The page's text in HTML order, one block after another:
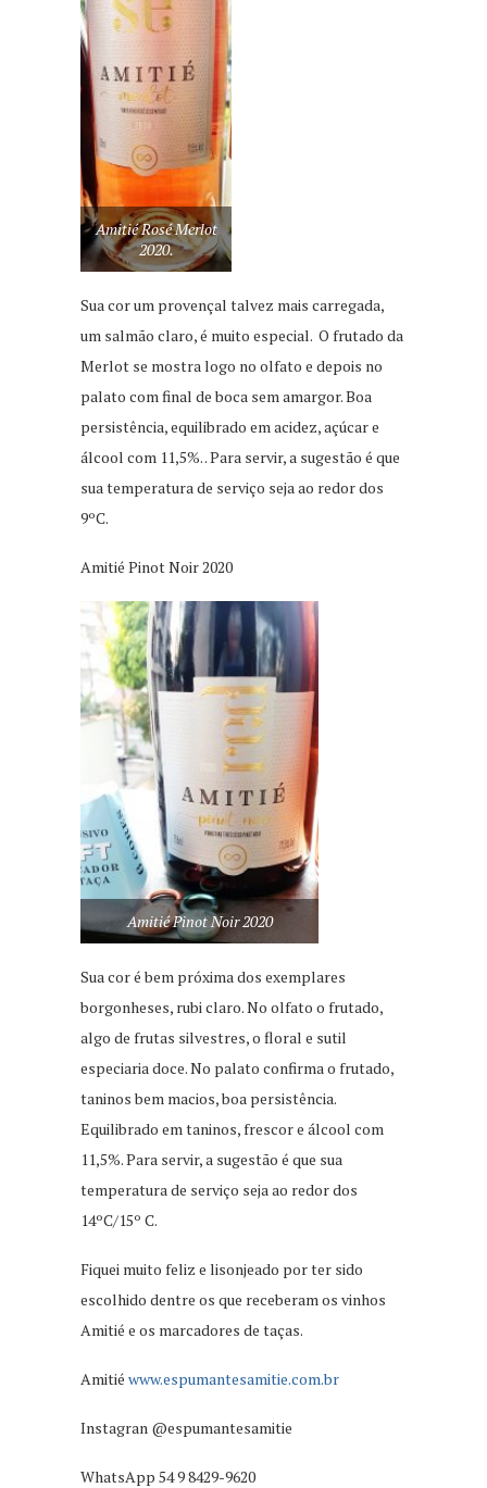
Amitié Rosé Merlot
2020.
Sua cor um provençal talvez mais carregada,
um salmão claro, é muito especial. O frutado da
Merlot se mostra logo no olfato e depois no
palato com final de boca sem amargor. Boa
persistência, equilibrado em acidez, açúcar e
álcool com 11,5%. . Para servir, a sugestão é que
sua temperatura de serviço seja ao redor dos
9ºC.
Amitié Pinot Noir 2020
Amitié Pinot Noir 2020
Sua cor é bem próxima dos exemplares
borgonheses, rubi claro. No olfato o frutado,
algo de frutas silvestres, o floral e sutil
especiaria doce. No palato confirma o frutado,
taninos bem macios, boa persistência.
Equilibrado em taninos, frescor e álcool com
11,5%. Para servir, a sugestão é que sua
temperatura de serviço seja ao redor dos
14ºC/15º C.
Fiquei muito feliz e lisonjeado por ter sido
escolhido dentre os que receberam os vinhos
Amitié e os marcadores de taças.
Amitié www.espumantesamitie.com.br
Instagran @espumantesamitie
WhatsApp 54 9 8429-9620